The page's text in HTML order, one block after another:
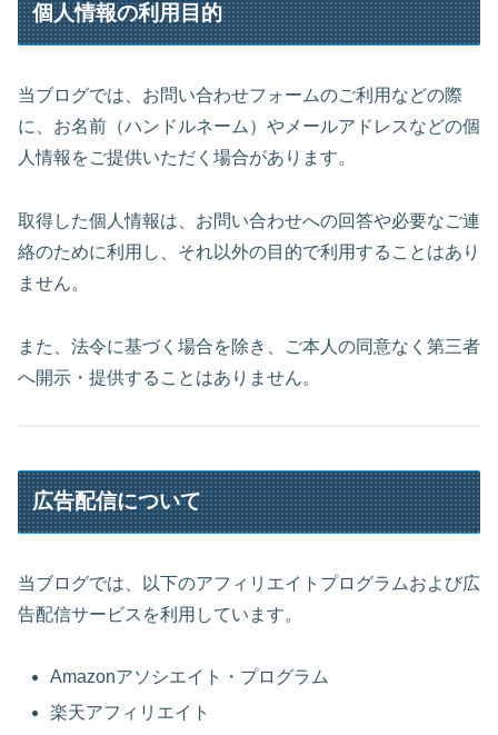
個人情報の利用目的
当ブログでは、お問い合わせフォームのご利用などの際
に、お名前（ハンドルネーム）やメールアドレスなどの個
人情報をご提供いただく場合があります。
取得した個人情報は、お問い合わせへの回答や必要なご連
絡のために利用し、それ以外の目的で利用することはあり
ません。
また、法令に基づく場合を除き、ご本人の同意なく第三者
へ開示・提供することはありません。
広告配信について
当ブログでは、以下のアフィリエイトプログラムおよび広
告配信サービスを利用しています。
Amazonアソシエイト・プログラム
楽天アフィリエイト